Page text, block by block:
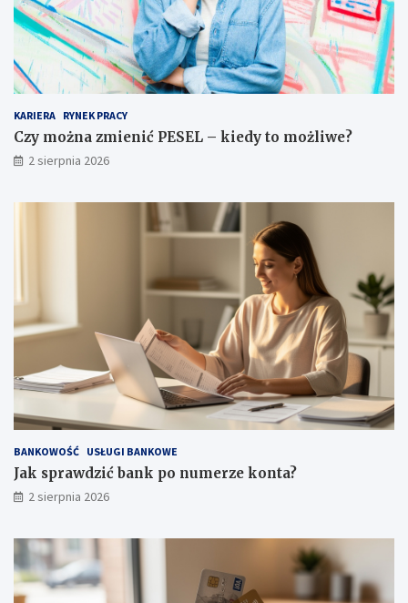
KARIERA RYNEK PRACY
Czy można zmienić PESEL – kiedy to możliwe?
2 sierpnia 2026
BANKOWOŚĆ USŁUGI BANKOWE
Jak sprawdzić bank po numerze konta?
2 sierpnia 2026